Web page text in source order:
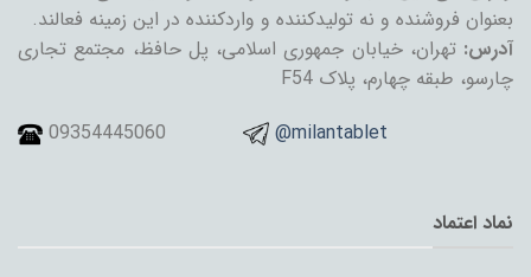
بعنوان فروشنده و نه تولیدکننده و واردکننده در این زمینه فعالند.
آدرس: تهران، خیابان جمهوری اسلامی، پل حافظ، مجتمع تجاری
چارسو، طبقه چهارم، پلاک F54
09354445060
@milantablet
نماد اعتماد